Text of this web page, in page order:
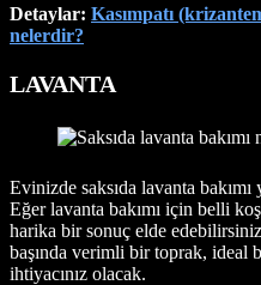
Detaylar: Kasımpatı
nelerdir?
LAVANTA
Evinizde saksıda lavanta
Eğer lavanta bakımı için belli
harika bir sonuç elde
başında verimli bir toprak, ideal
ihtiyacınız olacak.